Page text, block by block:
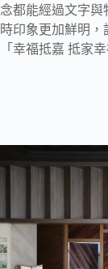
念都能經過文字與
時印象更加鮮明
「幸福抵嘉 抵家